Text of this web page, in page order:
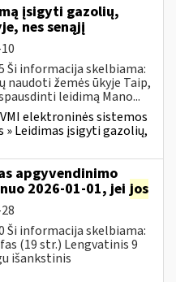
įsigyti gazolių,
nes senąjį
Ši informacija skelbiama:
žemės ūkyje Taip,
leidimą Mano...
VMI elektroninės sistemos
» Leidimas įsigyti gazolių,
apgyvendinimo
2026-01-01, jei jos
Ši informacija skelbiama:
(19 str.) Lengvatinis 9
išankstinis